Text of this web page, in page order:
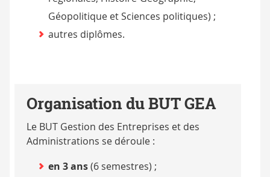
Géopolitique et Sciences politiques) ;
autres diplômes.
Organisation du BUT GEA
Le BUT Gestion des Entreprises et des
Administrations se déroule :
en 3 ans(6 semestres) ;